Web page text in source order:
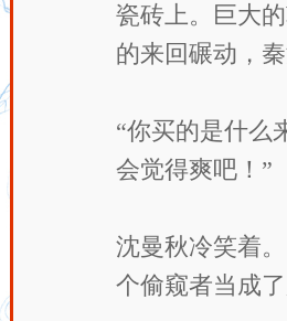
瓷砖上。巨大
的来回碾动，
“你买的是什么
会觉得爽吧！”
沈曼秋冷笑着
个偷窥者当成